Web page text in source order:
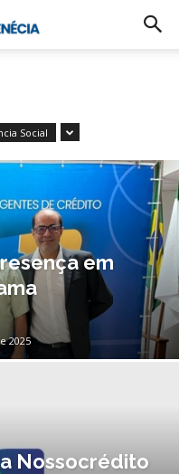
Social
em
2025
Nossocrédito